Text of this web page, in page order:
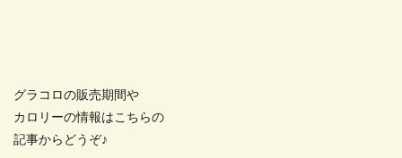
グラコロの販売期間や
カロリーの情報はこちらの
記事からどうぞ♪